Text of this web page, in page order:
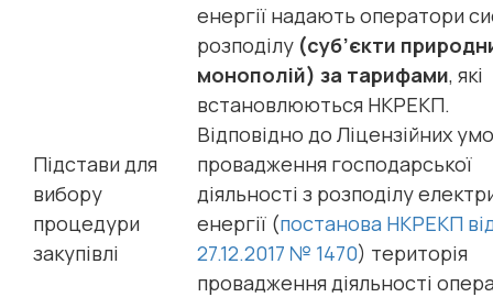
Підстави для
вибору
процедури
закупівлі
енергії надають оператори
розподілу (суб’єкти
монополій) за тарифами, які
встановлюються НКРЕКП.
Відповідно до Ліцензійних
провадження господарської
діяльності з розподілу
енергії (постанова НКРЕКП
27.12.2017 № 1470) територія
провадження діяльності